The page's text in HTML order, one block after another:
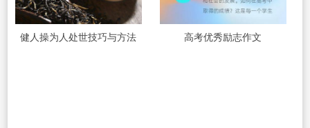
健人操为人处世技巧与方法 高考优秀励志作文